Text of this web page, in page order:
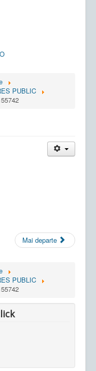
PUBLIC
Mai departe
PUBLIC